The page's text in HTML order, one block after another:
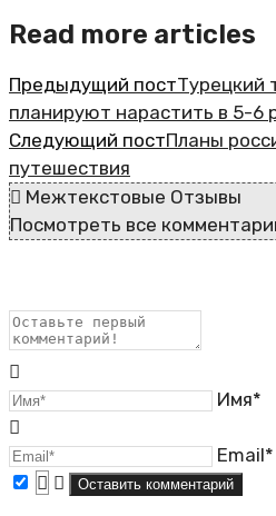
Read more articles
Предыдущий постТурецкий
планируют нарастить в 5-6
Следующий постПланы
путешествия
Межтекстовые Отзывы
Посмотреть все
Имя*
Email*